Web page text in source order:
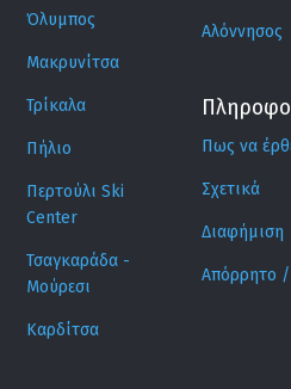
Όλυμπος
Μακρυνίτσα
Τρίκαλα
Πήλιο
Περτούλι Ski
Center
Τσαγκαράδα -
Μούρεσι
Καρδίτσα
Αλόννησος
Πως να
Σχετικά
Διαφήμιση
Απόρρητο